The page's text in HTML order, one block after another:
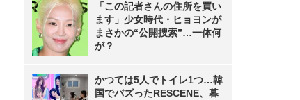
「この記者さんの住所を買い
ます」少女時代・ヒョヨンが
まさかの“公開捜索”…一体何
が？
かつては5人でトイレ1つ…韓
国でバズったRESCENE、暮